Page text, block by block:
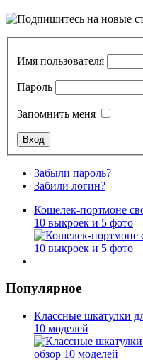
Имя пользователя
Пароль
Запомнить меня
Забыли пароль?
Забили логин?
Кошелек-портмоне
10 выкроек и 5 фото
Популярное
Классные шкатулки
10 моделей